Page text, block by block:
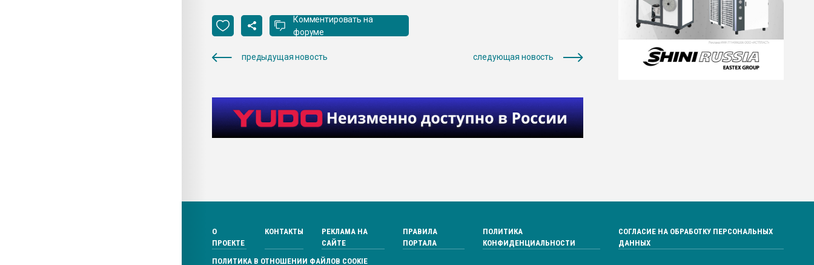
Комментировать на
форуме
предыдущая новость следующая новость
О
ПРОЕКТЕ
КОНТАКТЫ
РЕКЛАМА НА
САЙТЕ
ПРАВИЛА
ПОРТАЛА
ПОЛИТИКА
КОНФИДЕНЦИАЛЬНОСТИ
СОГЛАСИЕ НА ОБРАБОТКУ ПЕРСОНАЛЬНЫХ
ДАННЫХ
ПОЛИТИКА В ОТНОШЕНИИ ФАЙЛОВ COOKIE